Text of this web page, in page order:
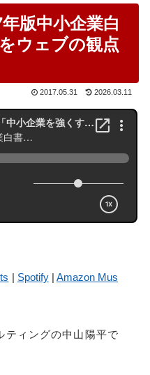
版中小企業白
ウェブの観点
2017.05.31 2026.03.11
| Spotify| Amazon Mus
ティングの中山陽平で